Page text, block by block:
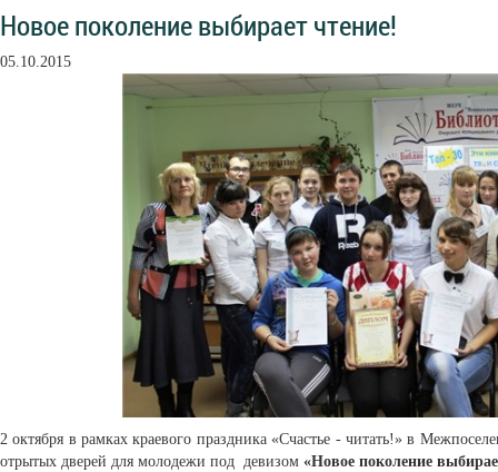
Новое поколение выбирает чтение!
05.10.2015
2 октября в рамках краевого праздника «Счастье - читать!» в
отрытых дверей для молодежи под девизом «Новое поколение